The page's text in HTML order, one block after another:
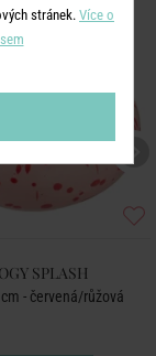
SPLASH
- červená/růžová
stránek. Více o